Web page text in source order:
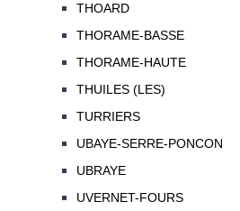
THOARD
THORAME-BASSE
THORAME-HAUTE
THUILES (LES)
TURRIERS
UBAYE-SERRE-PONCON
UBRAYE
UVERNET-FOURS